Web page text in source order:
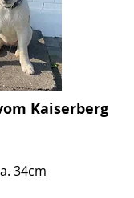
Kaiserberg
34cm